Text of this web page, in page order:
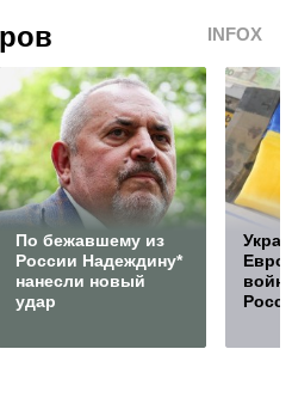
INFOX
По бежавшему из
России Надеждину*
нанесли новый
удар